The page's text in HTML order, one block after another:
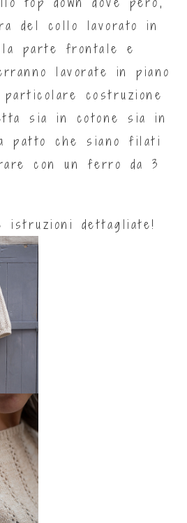
del collo lavorato in
la parte frontale e
lavorate in piano
costruzione
sia in cotone sia in
patto che siano filati
con un ferro da 3
istruzioni dettagliate!